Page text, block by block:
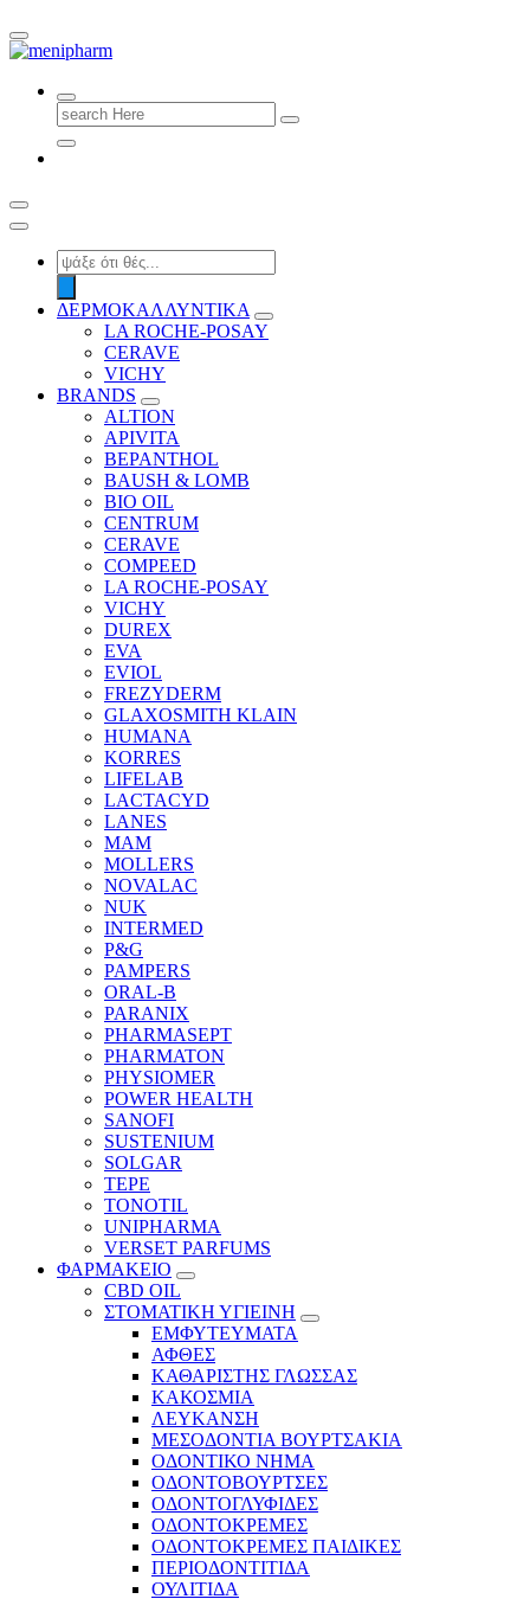
shop 2 easily
Search
for:
Products
search
ΔΕΡΜΟΚΑΛΛΥΝΤΙΚΑ
LA ROCHE-POSAY
CERAVE
VICHY
BRANDS
ALTION
APIVITA
BEPANTHOL
BAUSH & LOMB
BIO OIL
CENTRUM
CERAVE
COMPEED
LA ROCHE-POSAY
VICHY
DUREX
EVA
EVIOL
FREZYDERM
GLAXOSMITH KLAIN
HUMANA
KORRES
LIFELAB
LACTACYD
LANES
MAM
MOLLERS
NOVALAC
NUK
INTERMED
P&G
PAMPERS
ORAL-B
PARANIX
PHARMASEPT
PHARMATON
PHYSIOMER
POWER HEALTH
SANOFI
SUSTENIUM
SOLGAR
TEPE
TONOTIL
UNIPHARMA
VERSET PARFUMS
ΦΑΡΜΑΚΕΙΟ
CBD OIL
ΣΤΟΜΑΤΙΚΗ ΥΓΙΕΙΝΗ
ΕΜΦΥΤΕΥΜΑΤΑ
ΑΦΘΕΣ
ΚΑΘΑΡΙΣΤΗΣ ΓΛΩΣΣΑΣ
ΚΑΚΟΣΜΙΑ
ΛΕΥΚΑΝΣΗ
ΜΕΣΟΔΟΝΤΙΑ ΒΟΥΡΤΣΑΚΙΑ
ΟΔΟΝΤΙΚΟ ΝΗΜΑ
ΟΔΟΝΤΟΒΟΥΡΤΣΕΣ
ΟΔΟΝΤΟΓΛΥΦΙΔΕΣ
ΟΔΟΝΤΟΚΡΕΜΕΣ
ΟΔΟΝΤΟΚΡΕΜΕΣ ΠΑΙΔΙΚΕΣ
ΠΕΡΙΟΔΟΝΤΙΤΙΔΑ
ΟΥΛΙΤΙΔΑ